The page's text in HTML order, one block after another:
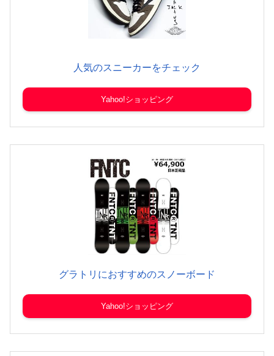
人気のスニーカーをチェック
Yahoo!ショッピング
グラトリにおすすめのスノーボード
Yahoo!ショッピング